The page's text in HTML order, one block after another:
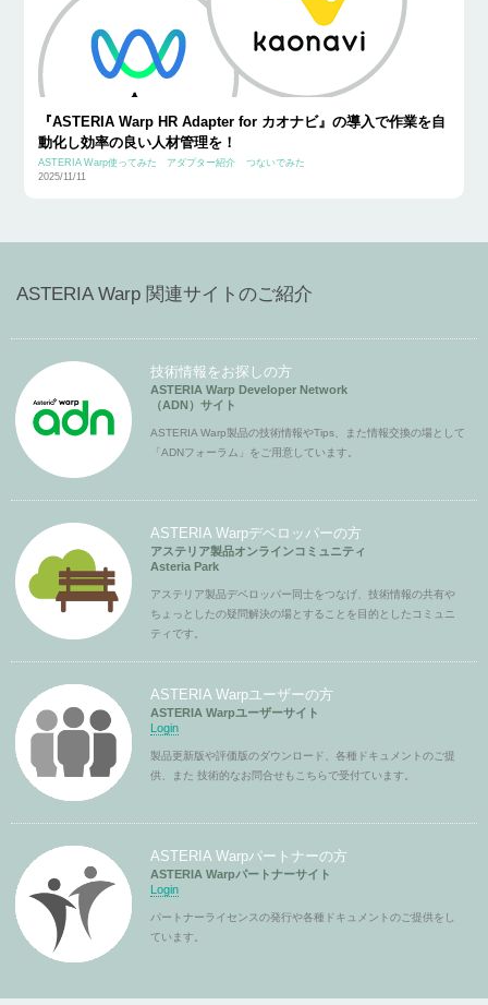
『ASTERIA Warp HR Adapter for カオナビ』の導入で作業を自
動化し効率の良い人材管理を！
ASTERIA Warp使ってみた アダプター紹介
つないでみた
2025/11/11
ASTERIA Warp 関連サイトのご紹介
技術情報をお探しの方
ASTERIA Warp Developer Network
（ADN）サイト
ASTERIA Warp製品の技術情報やTips、また情報交換の場として
「ADNフォーラム」をご用意しています。
ASTERIA Warpデベロッパーの方
アステリア製品オンラインコミュニティ
Asteria Park
アステリア製品デベロッパー同士をつなげ、技術情報の共有や
ちょっとしたの疑問解決の場とすることを目的としたコミュニ
ティです。
ASTERIA Warpユーザーの方
ASTERIA Warpユーザーサイト
Login
製品更新版や評価版のダウンロード、各種ドキュメントのご提
供、また 技術的なお問合せもこちらで受付ています。
ASTERIA Warpパートナーの方
ASTERIA Warpパートナーサイト
Login
パートナーライセンスの発行や各種ドキュメントのご提供をし
ています。